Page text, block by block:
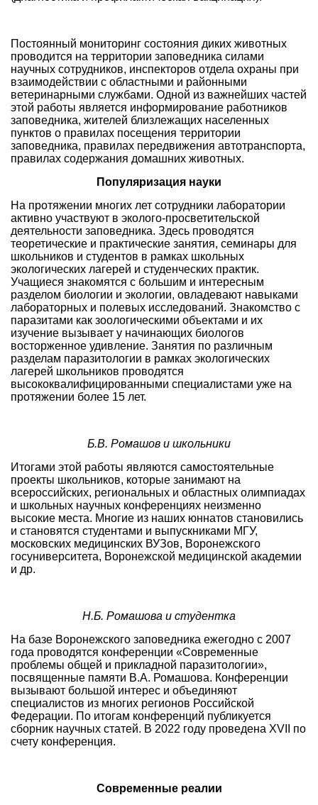
Постоянный мониторинг состояния диких животных
проводится на территории заповедника силами
научных сотрудников, инспекторов отдела охраны при
взаимодействии с областными и районными
ветеринарными службами. Одной из важнейших частей
этой работы является информирование работников
заповедника, жителей близлежащих населенных
пунктов о правилах посещения территории
заповедника, правилах передвижения автотранспорта,
правилах содержания домашних животных.
Популяризация науки
На протяжении многих лет сотрудники лаборатории
активно участвуют в эколого-просветительской
деятельности заповедника. Здесь проводятся
теоретические и практические занятия, семинары для
школьников и студентов в рамках школьных
экологических лагерей и студенческих практик.
Учащиеся знакомятся с большим и интересным
разделом биологии и экологии, овладевают навыками
лабораторных и полевых исследований. Знакомство с
паразитами как зоологическими объектами и их
изучение вызывает у начинающих биологов
восторженное удивление. Занятия по различным
разделам паразитологии в рамках экологических
лагерей школьников проводятся
высококвалифицированными специалистами уже на
протяжении более 15 лет.
Б.В. Ромашов и школьники
Итогами этой работы являются самостоятельные
проекты школьников, которые занимают на
всероссийских, региональных и областных олимпиадах
и школьных научных конференциях неизменно
высокие места. Многие из наших юннатов становились
и становятся студентами и выпускниками МГУ,
московских медицинских ВУЗов, Воронежского
госуниверситета, Воронежской медицинской академии
и др.
Н.Б. Ромашова и студентка
На базе Воронежского заповедника ежегодно с 2007
года проводятся конференции «Современные
проблемы общей и прикладной паразитологии»,
посвященные памяти В.А. Ромашова. Конференции
вызывают большой интерес и объединяют
специалистов из многих регионов Российской
Федерации. По итогам конференций публикуется
сборник научных статей. В 2022 году проведена XVII по
счету конференция.
Современные реалии